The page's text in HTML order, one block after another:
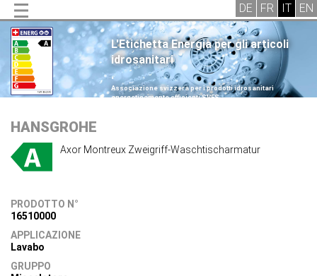
L'Etichetta Energia per gli articoli
idrosanitari
.
Associazione svizzera per i prodotti idrosanitari
energeticamente efficienti SVES
HANSGROHE
Axor Montreux Zweigriff-Waschtischarmatur
PRODOTTO N°
16510000
APPLICAZIONE
Lavabo
GRUPPO